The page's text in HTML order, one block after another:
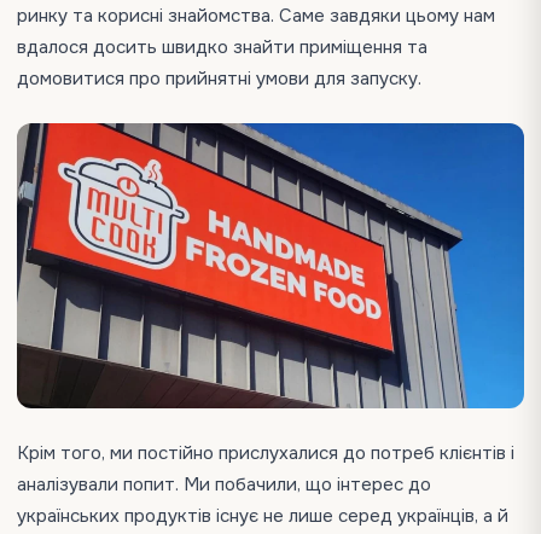
ринку та корисні знайомства. Саме завдяки цьому нам
вдалося досить швидко знайти приміщення та
домовитися про прийнятні умови для запуску.
Крім того, ми постійно прислухалися до потреб клієнтів і
аналізували попит. Ми побачили, що інтерес до
українських продуктів існує не лише серед українців, а й